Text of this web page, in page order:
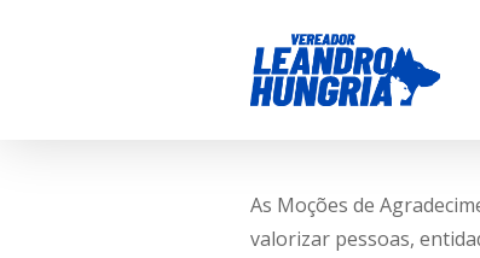
As Moções de
valorizar pessoas,